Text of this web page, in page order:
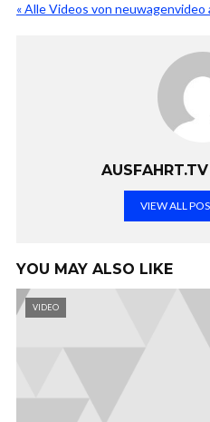
« Alle Videos von neuwagenvideo
VIEW ALL
YOU MAY ALSO LIKE
VIDEO